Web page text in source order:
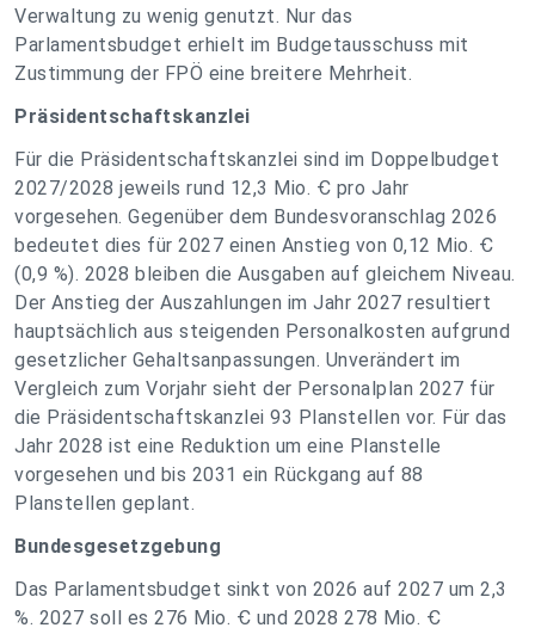
Verwaltung zu wenig genutzt. Nur das
Parlamentsbudget erhielt im Budgetausschuss mit
Zustimmung der FPÖ eine breitere Mehrheit.
Präsidentschaftskanzlei
Für die Präsidentschaftskanzlei sind im Doppelbudget
2027/2028 jeweils rund 12,3 Mio. Ꞓ pro Jahr
vorgesehen. Gegenüber dem Bundesvoranschlag 2026
bedeutet dies für 2027 einen Anstieg von 0,12 Mio. Ꞓ
(0,9 %). 2028 bleiben die Ausgaben auf gleichem Niveau.
Der Anstieg der Auszahlungen im Jahr 2027 resultiert
hauptsächlich aus steigenden Personalkosten aufgrund
gesetzlicher Gehaltsanpassungen. Unverändert im
Vergleich zum Vorjahr sieht der Personalplan 2027 für
die Präsidentschaftskanzlei 93 Planstellen vor. Für das
Jahr 2028 ist eine Reduktion um eine Planstelle
vorgesehen und bis 2031 ein Rückgang auf 88
Planstellen geplant.
Bundesgesetzgebung
Das Parlamentsbudget sinkt von 2026 auf 2027 um 2,3
%. 2027 soll es 276 Mio. Ꞓ und 2028 278 Mio. Ꞓ